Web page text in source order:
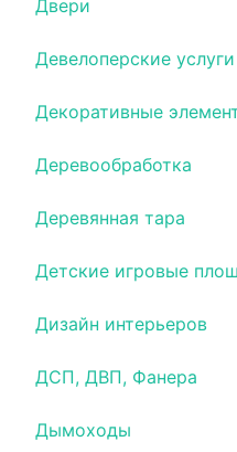
Двери
Девелоперские услуги
Декоративные
Деревообработка
Деревянная тара
Детские игровые
Дизайн интерьеров
ДСП, ДВП, Фанера
Дымоходы